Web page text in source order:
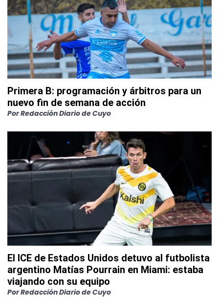
Primera B: programación y árbitros para un
nuevo fin de semana de acción
PorRedacción Diario de Cuyo
El ICE de Estados Unidos detuvo al futbolista
argentino Matías Pourrain en Miami: estaba
viajando con su equipo
PorRedacción Diario de Cuyo